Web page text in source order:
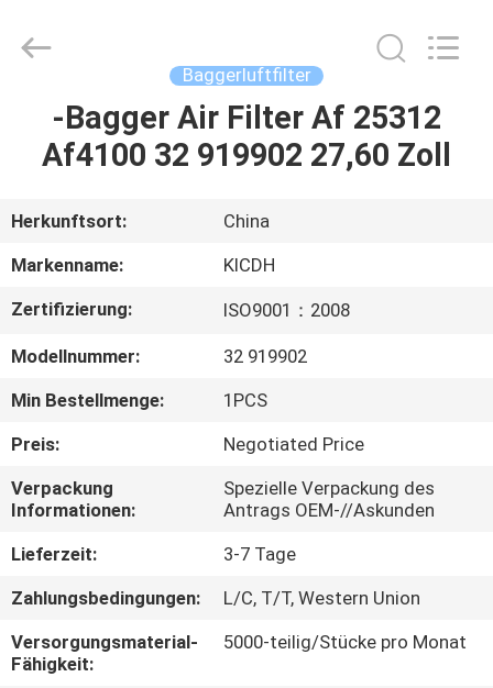
HAUS
ÜBER
UNS
FABRIK-
AUSFLUG
QUALITÄTSKONTROLLE
SITEMAP
PRIVACY
POLICY
Services
Co.,Ltd..
Baggerluftfilter
-Bagger Air Filter Af 25312
Af4100 32 919902 27,60 Zoll
Herkunftsort:
China
Markenname:
KICDH
Zertifizierung:
ISO9001：2008
Modellnummer:
32 919902
Min Bestellmenge:
1PCS
Preis:
Negotiated Price
Verpackung
Informationen:
Spezielle Verpackung des
Antrags OEM-//Askunden
Lieferzeit:
3-7 Tage
Zahlungsbedingungen:
L/C, T/T, Western Union
Versorgungsmaterial-
Fähigkeit:
5000-teilig/Stücke pro Monat